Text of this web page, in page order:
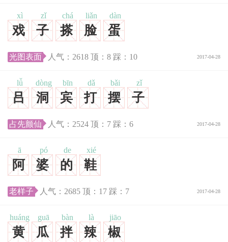
戏
xì
子
zǐ
搽
chá
脸
liǎn
蛋
dàn
2017-04-28
光图表面 人气： 2618 顶： 8 踩： 10
吕
lǚ
洞
dòng
宾
bīn
打
dǎ
摆
bǎi
子
zǐ
2017-04-28
占先颤仙 人气： 2524 顶： 7 踩： 6
阿
ā
婆
pó
的
de
鞋
xié
2017-04-28
老样子 人气： 2685 顶： 17 踩： 7
黄
huáng
瓜
guā
拌
bàn
辣
là
椒
jiāo